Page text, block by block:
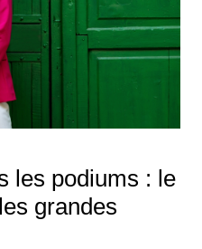
les podiums : le
grandes